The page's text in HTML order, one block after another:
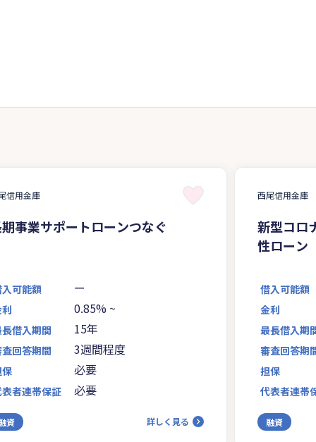
信用金庫
事業サポートローンつなぐ
可能額 ー
0.85% ~
借入期間 15年
回答期間 3週間程度
必要
者連帯保証 必要
資 詳しく見る
西尾信用金庫
新型コロ
性ローン
借入可能額
金利
最長借入期
審査回答期
担保
代表者連帯
融資